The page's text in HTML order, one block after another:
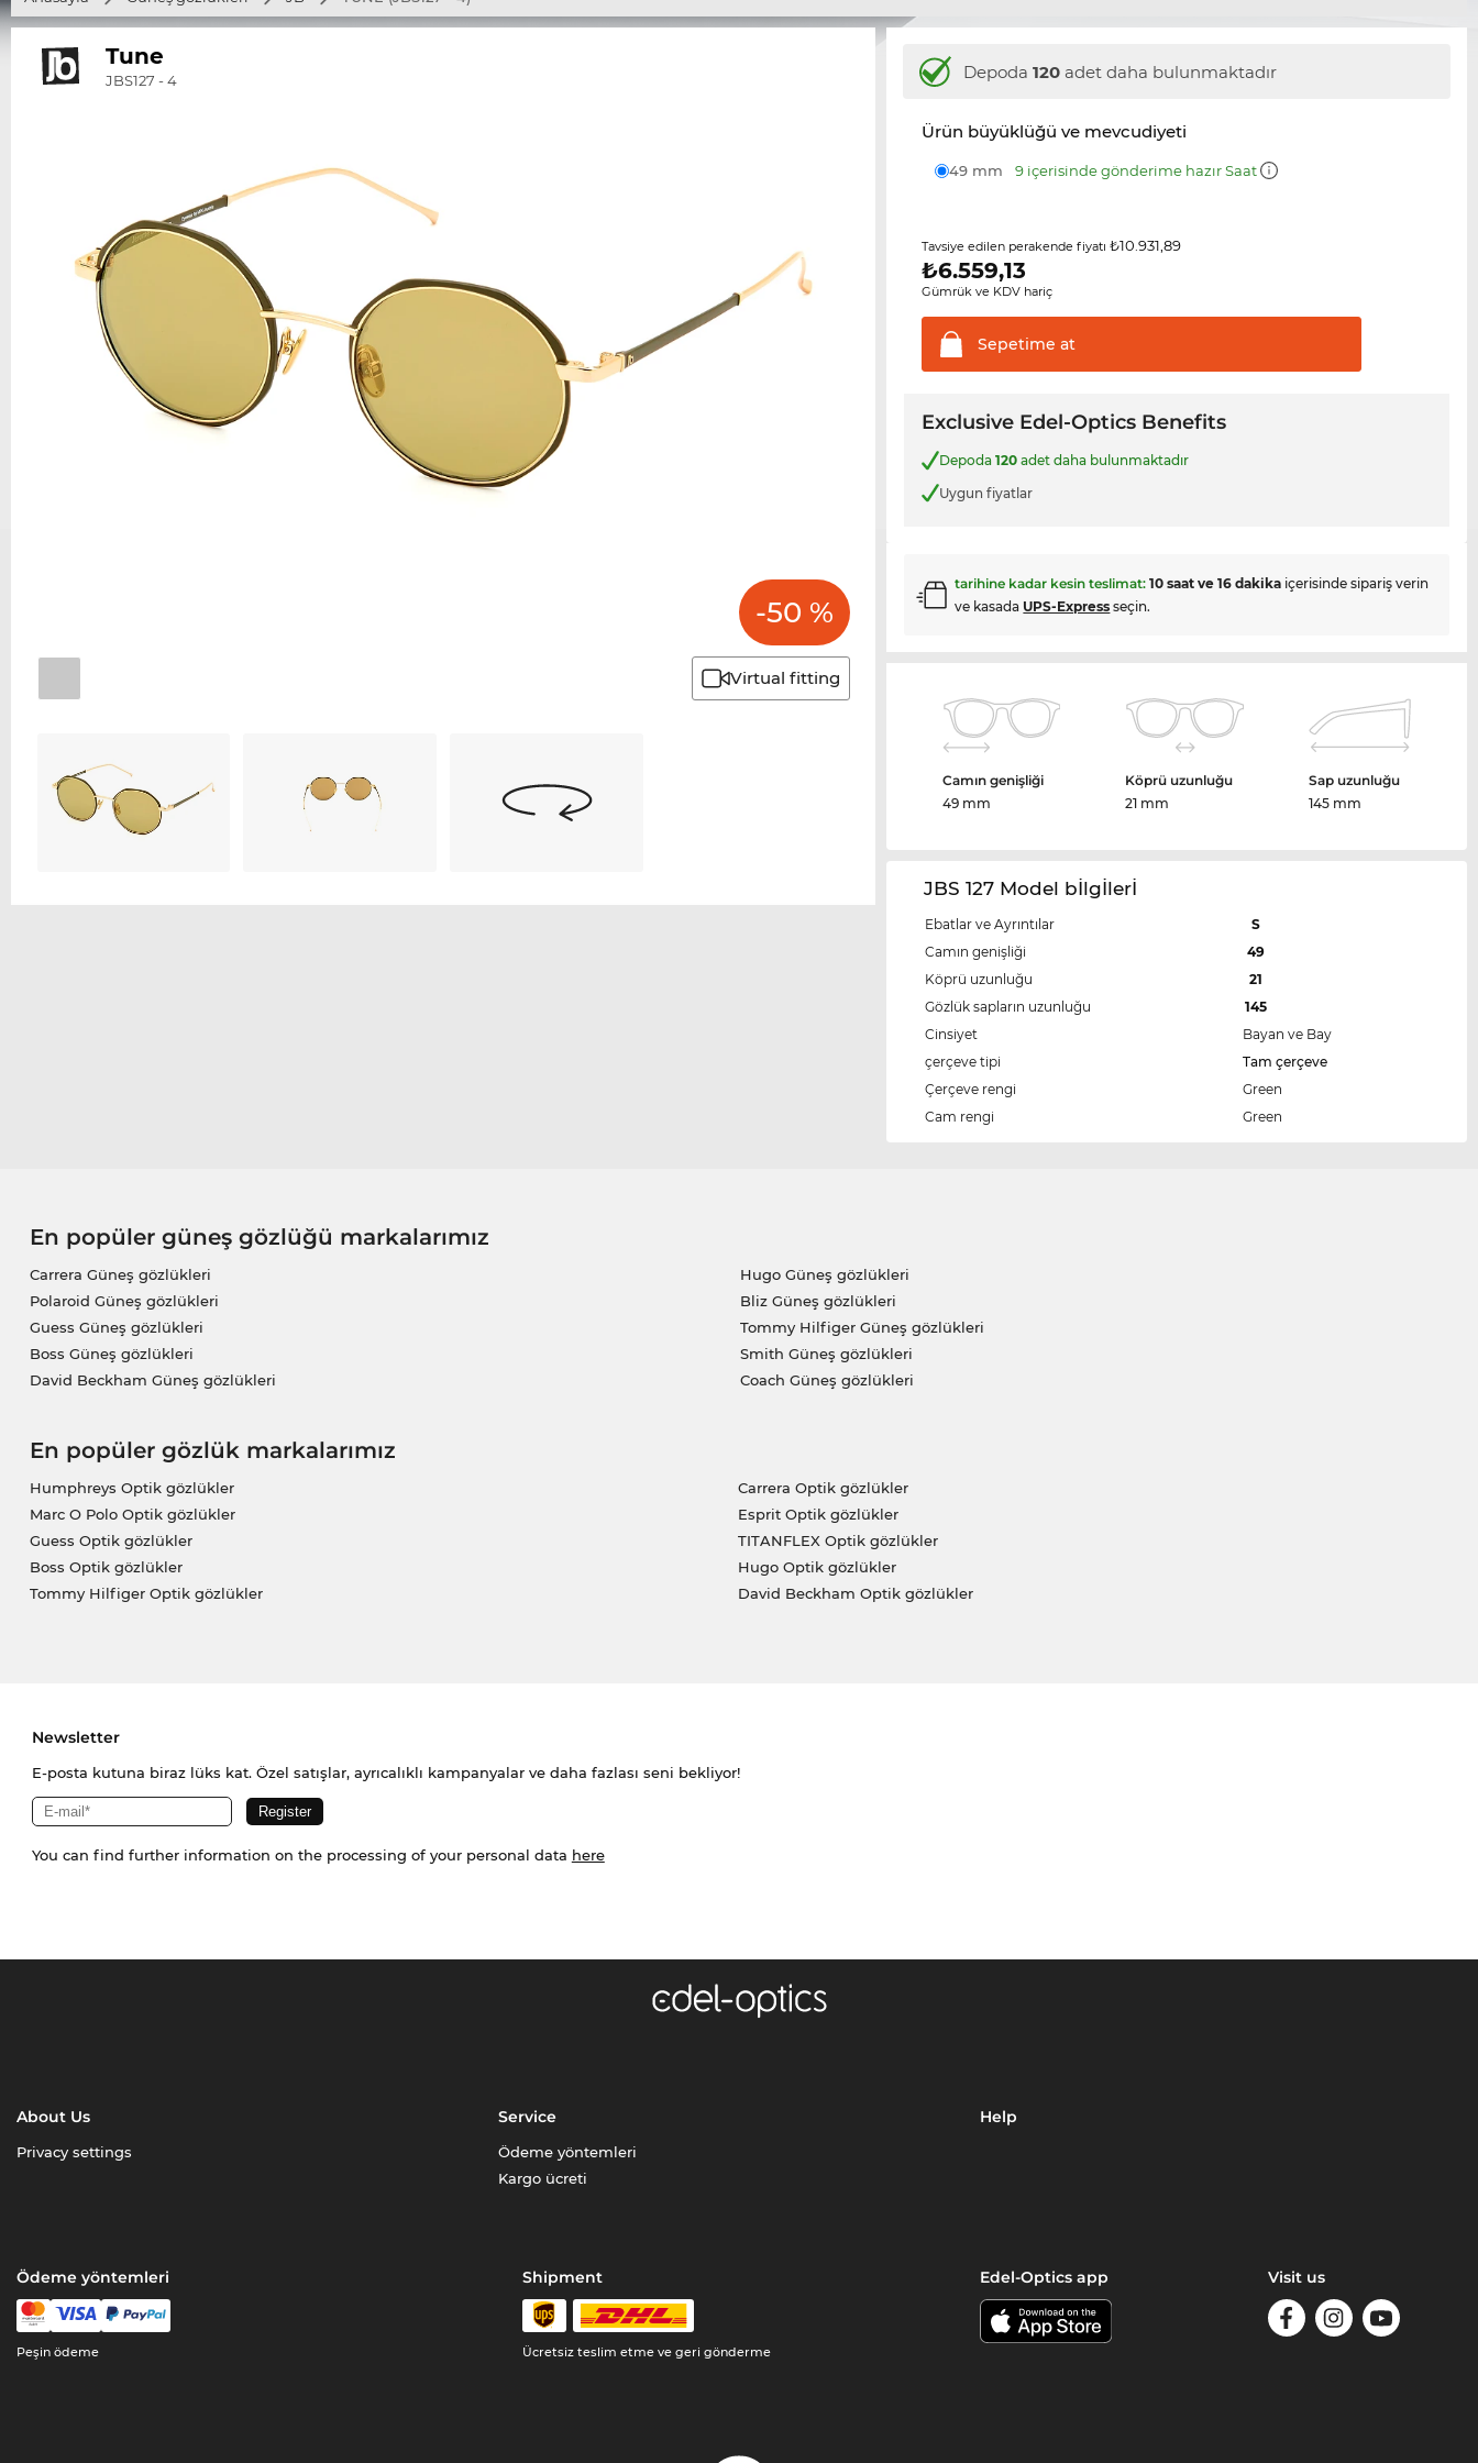
Tune
JBS127 - 4
-50 %
Virtual fitting
Depoda120 adet daha bulunmaktadır
Ürün büyüklüğü ve mevcudiyeti
49 mm 9 içerisinde gönderime hazır Saat
Tavsiye edilen perakende fiyatı₺10.931,89
₺6.559,13
Gümrük ve KDV hariç
Sepetime at
Exclusive Edel-Optics Benefits
Depoda120 adet daha bulunmaktadır
Uygun fiyatlar
tarihine kadar kesin teslimat: 10 saat ve 16 dakika içerisinde sipariş verin
ve kasada UPS-Express seçin.
Camın genişliği
49 mm
Köprü uzunluğu
21 mm
Sap uzunluğu
145 mm
JBS 127 Model bİlgİlerİ
Ebatlar ve Ayrıntılar
S
Camın genişliği
49
Köprü uzunluğu
21
Gözlük sapların uzunluğu
145
Cinsiyet
Bayan ve Bay
çerçeve tipi
Tam çerçeve
Çerçeve rengi
Green
Cam rengi
Green
En popüler güneş gözlüğü markalarımız
Carrera Güneş gözlükleri
Polaroid Güneş gözlükleri
Guess Güneş gözlükleri
Boss Güneş gözlükleri
David Beckham Güneş gözlükleri
Hugo Güneş gözlükleri
Bliz Güneş gözlükleri
Tommy Hilfiger Güneş gözlükleri
Smith Güneş gözlükleri
Coach Güneş gözlükleri
En popüler gözlük markalarımız
Humphreys Optik gözlükler
Marc O Polo Optik gözlükler
Guess Optik gözlükler
Boss Optik gözlükler
Tommy Hilfiger Optik gözlükler
Carrera Optik gözlükler
Esprit Optik gözlükler
TITANFLEX Optik gözlükler
Hugo Optik gözlükler
David Beckham Optik gözlükler
Newsletter
E-posta kutuna biraz lüks kat. Özel satışlar, ayrıcalıklı kampanyalar ve daha fazlası seni bekliyor!
You can find further information on the processing of your personal data here
About Us
Privacy settings
Service
Ödeme yöntemleri
Kargo ücreti
Help
Ödeme yöntemleri
Peşin ödeme
Shipment
Ücretsiz teslim etme ve geri gönderme
Edel-Optics app Visit us